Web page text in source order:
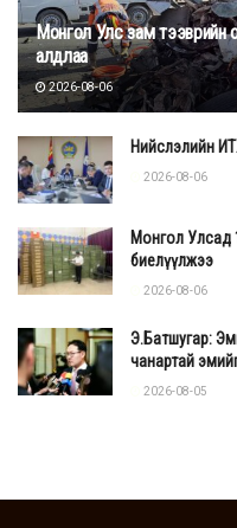
Монгол Улс зам тээврийн
алдлаа
2026-08-06
Нийслэлийн
2026-08-06
Монгол Улсад
биелүүлжээ
2026-08-06
Э.Батшугар:
чанартай
2026-08-05